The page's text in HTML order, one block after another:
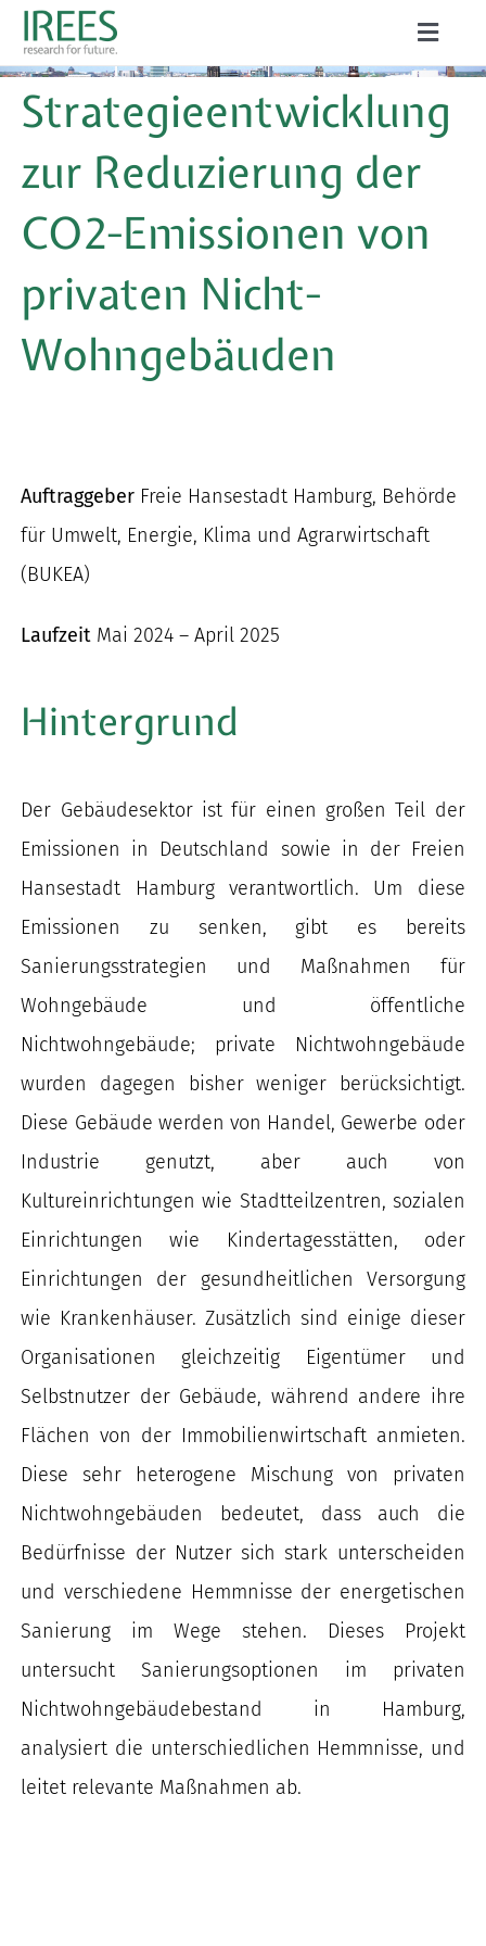
Zum
Inhalt
springen
Toggle
ÜBER UNS
AKTUELLES
PROJEKTE
PUBLIKATIONEN
KARRIERE
Strategieentwicklung
zur Reduzierung der
CO2-Emissionen von
privaten Nicht-
Wohngebäuden
Auftraggeber Freie Hansestadt Hamburg, Behörde
für Umwelt, Energie, Klima und Agrarwirtschaft
(BUKEA)
Laufzeit Mai 2024 – April 2025
Hintergrund
Der Gebäudesektor ist für einen großen Teil der
Emissionen in Deutschland sowie in der Freien
Hansestadt Hamburg verantwortlich. Um diese
Emissionen zu senken, gibt es bereits
Sanierungsstrategien und Maßnahmen für
Wohngebäude und öffentliche
Nichtwohngebäude; private Nichtwohngebäude
wurden dagegen bisher weniger berücksichtigt.
Diese Gebäude werden von Handel, Gewerbe oder
Industrie genutzt, aber auch von
Kultureinrichtungen wie Stadtteilzentren, sozialen
Einrichtungen wie Kindertagesstätten, oder
Einrichtungen der gesundheitlichen Versorgung
wie Krankenhäuser. Zusätzlich sind einige dieser
Organisationen gleichzeitig Eigentümer und
Selbstnutzer der Gebäude, während andere ihre
Flächen von der Immobilienwirtschaft anmieten.
Diese sehr heterogene Mischung von privaten
Nichtwohngebäuden bedeutet, dass auch die
Bedürfnisse der Nutzer sich stark unterscheiden
und verschiedene Hemmnisse der energetischen
Sanierung im Wege stehen. Dieses Projekt
untersucht Sanierungsoptionen im privaten
Nichtwohngebäudebestand in Hamburg,
analysiert die unterschiedlichen Hemmnisse, und
leitet relevante Maßnahmen ab.